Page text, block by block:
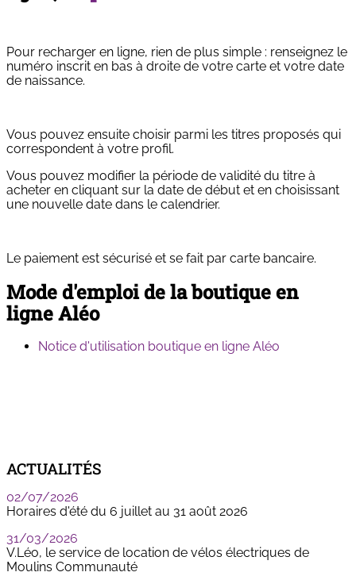
Pour recharger en ligne, rien de plus simple : renseignez le
numéro inscrit en bas à droite de votre carte et votre date
de naissance.
Vous pouvez ensuite choisir parmi les titres proposés qui
correspondent à votre profil.
Vous pouvez modifier la période de validité du titre à
acheter en cliquant sur la date de début et en choisissant
une nouvelle date dans le calendrier.
Le paiement est sécurisé et se fait par carte bancaire.
Mode d'emploi de la boutique en
ligne Aléo
Notice d'utilisation boutique en ligne Aléo
ACTUALITÉS
02/07/2026
Horaires d'été du 6 juillet au 31 août 2026
31/03/2026
V.Léo, le service de location de vélos électriques de
Moulins Communauté